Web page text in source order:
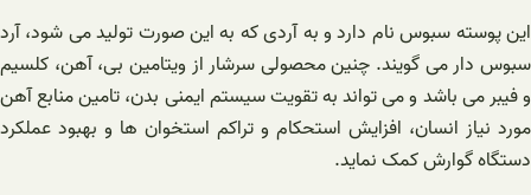
این پوسته سبوس نام دارد و به آردی که به این صورت تولید می شود، آرد
سبوس دار می گویند. چنین محصولی سرشار از ویتامین بی، آهن، کلسیم
و فیبر می باشد و می تواند به تقویت سیستم ایمنی بدن، تامین منابع آهن
مورد نیاز انسان، افزایش استحکام و تراکم استخوان ها و بهبود عملکرد
دستگاه گوارش کمک نماید.